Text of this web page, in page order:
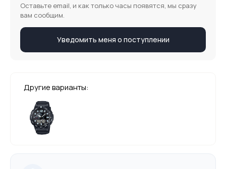
Оставьте email, и как только часы появятся, мы сразу
вам сообщим.
Уведомить меня о поступлении
Другие варианты: